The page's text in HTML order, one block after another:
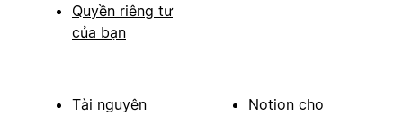
Quyền riêng tư
của bạn
Tài nguyên
Notion cho